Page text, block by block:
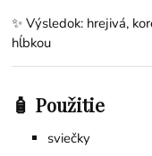
✨ Výsledok: hrejivá,
hĺbkou
🧴 Použitie
sviečky